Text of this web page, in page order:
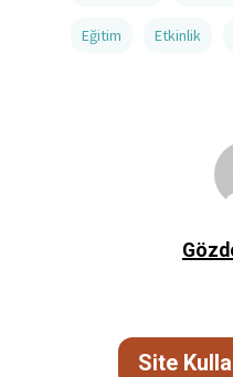
Eğitim Etkinlik
Site